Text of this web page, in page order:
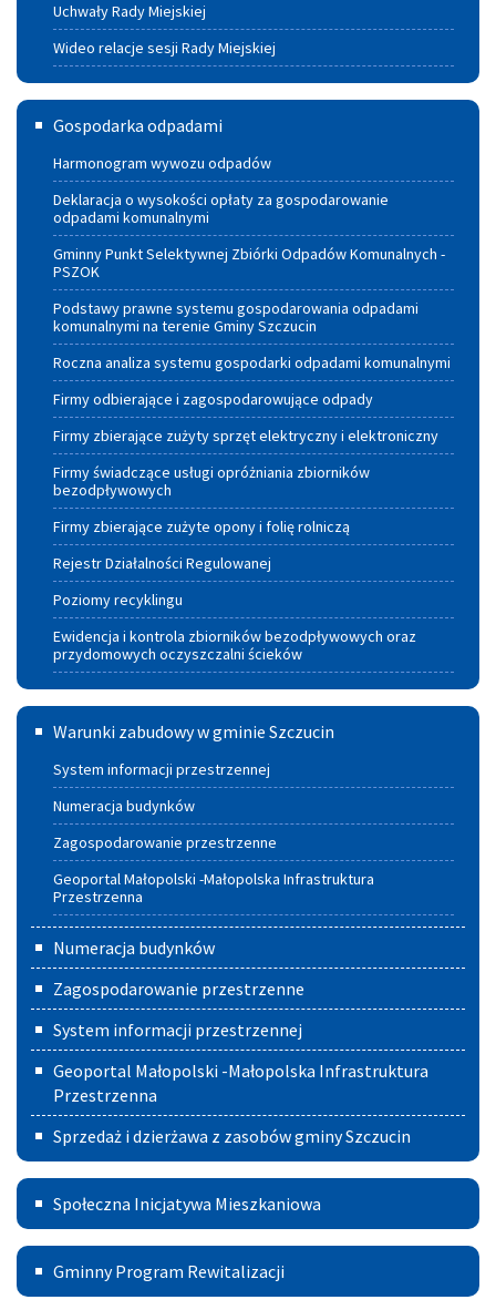
Uchwały Rady Miejskiej
Wideo relacje sesji Rady Miejskiej
Gospodarka
odpadami
Gospodarka odpadami
Harmonogram wywozu odpadów
Deklaracja o wysokości opłaty za gospodarowanie
odpadami komunalnymi
Gminny Punkt Selektywnej Zbiórki Odpadów Komunalnych -
PSZOK
Podstawy prawne systemu gospodarowania odpadami
komunalnymi na terenie Gminy Szczucin
Roczna analiza systemu gospodarki odpadami komunalnymi
Firmy odbierające i zagospodarowujące odpady
Firmy zbierające zużyty sprzęt elektryczny i elektroniczny
Firmy świadczące usługi opróżniania zbiorników
bezodpływowych
Firmy zbierające zużyte opony i folię rolniczą
Rejestr Działalności Regulowanej
Poziomy recyklingu
Ewidencja i kontrola zbiorników bezodpływowych oraz
przydomowych oczyszczalni ścieków
Warunki
zabudowy
Gminie
Szczucin
Warunki zabudowy w gminie Szczucin
System informacji przestrzennej
Numeracja budynków
Zagospodarowanie przestrzenne
Geoportal Małopolski -Małopolska Infrastruktura
Przestrzenna
Numeracja budynków
Zagospodarowanie przestrzenne
System informacji przestrzennej
Geoportal Małopolski -Małopolska Infrastruktura
Przestrzenna
Sprzedaż i dzierżawa z zasobów gminy Szczucin
Społeczna
Inicjatywa
Mieszkaniowa
Społeczna Inicjatywa Mieszkaniowa
Gminny
Program
Gminny Program Rewitalizacji